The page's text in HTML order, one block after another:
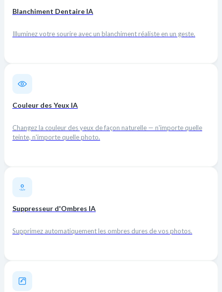
Blanchiment Dentaire IA
Illuminez votre sourire avec un blanchiment réaliste en un geste.
Couleur des Yeux IA
Changez la couleur des yeux de façon naturelle — n'importe quelle
teinte, n'importe quelle photo.
Suppresseur d'Ombres IA
Supprimez automatiquement les ombres dures de vos photos.